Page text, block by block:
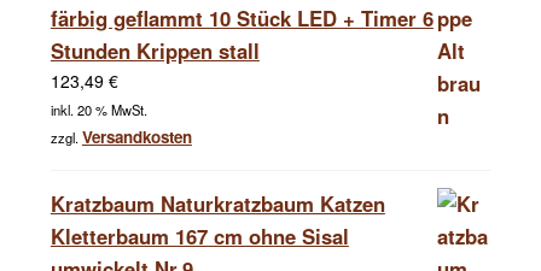
färbig geflammt 10 Stück LED + Timer 6
Stunden Krippen stall
123,49 €
inkl. 20 % MwSt.
zzgl. Versandkosten
Kratzbaum Naturkratzbaum Katzen
Kletterbaum 167 cm ohne Sisal